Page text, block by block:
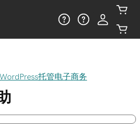
WordPress托管电子商务